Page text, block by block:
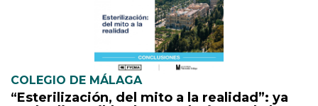
COLEGIO DE MÁLAGA
“Esterilización, del mito a la realidad”: ya